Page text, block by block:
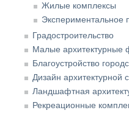
Жилые комплексы
Экспериментальное
Градостроительство
Малые архитектурные
Благоустройство
Дизайн архитектурной
Ландшафтная
Рекреационные